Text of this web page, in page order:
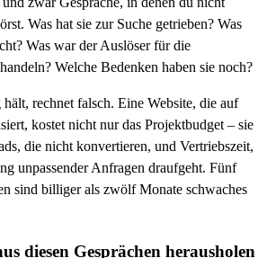
Was hat sie zur Suche getrieben? Was
Was war der Auslöser für die
Welche Bedenken haben sie noch?
rechnet falsch. Eine Website, die auf
kostet nicht nur das Projektbudget – sie
die nicht konvertieren, und Vertriebszeit,
unpassender Anfragen draufgeht. Fünf
sind billiger als zwölf Monate schwaches
diesen Gesprächen herausholen